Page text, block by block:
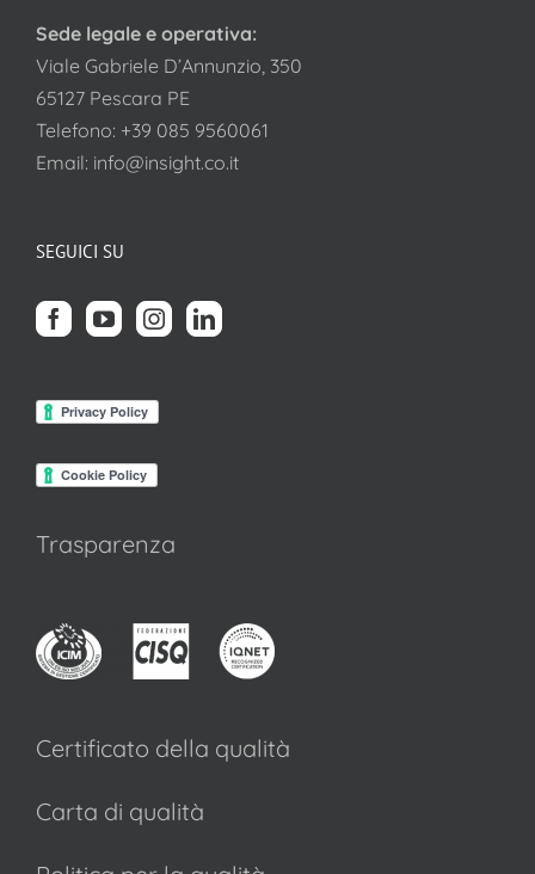
Sede legale e operativa:
Viale Gabriele D’Annunzio, 350
65127 Pescara PE
Telefono: +39 085 9560061
Email: info@insight.co.it
SEGUICI SU
Trasparenza
Certificato della qualità
Carta di qualità